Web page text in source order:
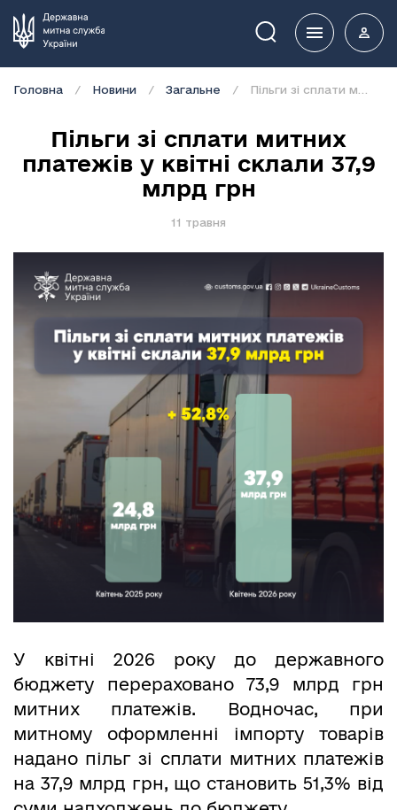
Пошук
Головна Новини Загальне
Пільги зі сплати митних
платежів у квітні склали 37,9
млрд грн
11 травня
У квітні 2026 року до державного
бюджету перераховано 73,9 млрд грн
митних платежів. Водночас, при
митному оформленні імпорту товарів
надано пільг зі сплати митних платежів
на 37,9 млрд грн, що становить 51,3% від